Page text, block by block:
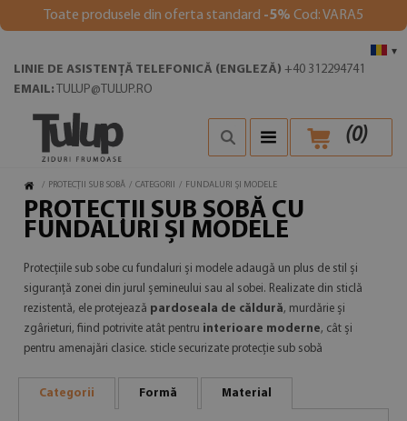
Toate produsele din oferta standard -5% Cod: VARA5
▾
LINIE DE ASISTENȚĂ TELEFONICĂ (ENGLEZĂ) +40 312294741
EMAIL: TULUP@TULUP.RO
(0)
/ PROTECȚII SUB SOBĂ / CATEGORII / FUNDALURI ȘI MODELE
PROTECȚII SUB SOBĂ CU
FUNDALURI ȘI MODELE
Protecțiile sub sobe cu fundaluri și modele adaugă un plus de stil și
siguranță zonei din jurul șemineului sau al sobei. Realizate din sticlă
rezistentă, ele protejează pardoseala de căldură, murdărie și
zgârieturi, fiind potrivite atât pentru interioare moderne, cât și
pentru amenajări clasice. sticle securizate protecție sub sobă
Categorii Formă Material